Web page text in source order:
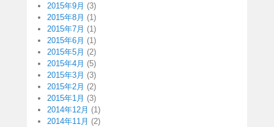
2015年9月 (3)
2015年8月 (1)
2015年7月 (1)
2015年6月 (1)
2015年5月 (2)
2015年4月 (5)
2015年3月 (3)
2015年2月 (2)
2015年1月 (3)
2014年12月 (1)
2014年11月 (2)